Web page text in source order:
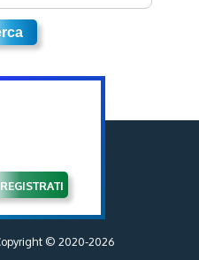
REGISTRATI
© 2020-2026